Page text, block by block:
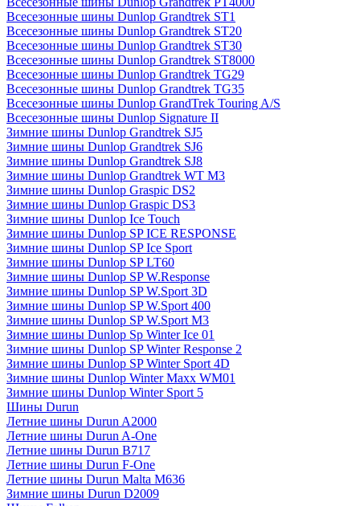
Всесезонные шины Dunlop Grandtrek ST1
Всесезонные шины Dunlop Grandtrek ST20
Всесезонные шины Dunlop Grandtrek ST30
Всесезонные шины Dunlop Grandtrek ST8000
Всесезонные шины Dunlop Grandtrek TG29
Всесезонные шины Dunlop Grandtrek TG35
Всесезонные шины Dunlop GrandTrek Touring A/S
Всесезонные шины Dunlop Signature II
Зимние шины Dunlop Grandtrek SJ5
Зимние шины Dunlop Grandtrek SJ6
Зимние шины Dunlop Grandtrek SJ8
Зимние шины Dunlop Grandtrek WT M3
Зимние шины Dunlop Graspic DS2
Зимние шины Dunlop Graspic DS3
Зимние шины Dunlop Ice Touch
Зимние шины Dunlop SP ICE RESPONSE
Зимние шины Dunlop SP Ice Sport
Зимние шины Dunlop SP LT60
Зимние шины Dunlop SP W.Response
Зимние шины Dunlop SP W.Sport 3D
Зимние шины Dunlop SP W.Sport 400
Зимние шины Dunlop SP W.Sport M3
Зимние шины Dunlop Sp Winter Ice 01
Зимние шины Dunlop SP Winter Response 2
Зимние шины Dunlop SP Winter Sport 4D
Зимние шины Dunlop Winter Maxx WM01
Зимние шины Dunlop Winter Sport 5
Шины Durun
Летние шины Durun A2000
Летние шины Durun A-One
Летние шины Durun B717
Летние шины Durun F-One
Летние шины Durun Malta M636
Зимние шины Durun D2009